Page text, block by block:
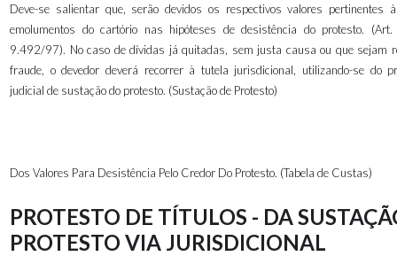
Deve-se salientar que, serão devidos os respectivos valores pertinentes
emolumentos do cartório nas hipóteses de desistência do protesto.
9.492/97). No caso de dívidas já quitadas, sem justa causa ou que sejam
fraude, o devedor deverá recorrer à tutela jurisdicional, utilizando-se do
judicial de sustação do protesto. (Sustação de Protesto)
Dos Valores Para Desistência Pelo Credor Do Protesto. (Tabela de Custas)
PROTESTO DE TÍTULOS - DA
PROTESTO VIA JURISDICIONAL